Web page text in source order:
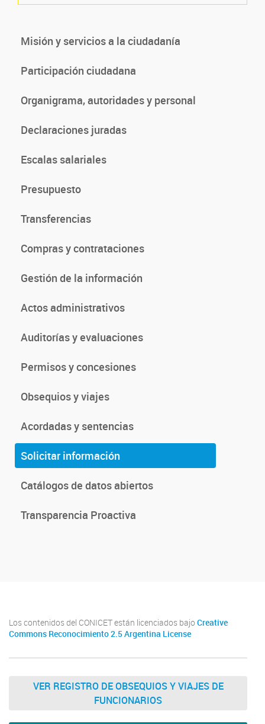
Misión y servicios a la ciudadanía
Participación ciudadana
Organigrama, autoridades y personal
Declaraciones juradas
Escalas salariales
Presupuesto
Transferencias
Compras y contrataciones
Gestión de la información
Actos administrativos
Auditorías y evaluaciones
Permisos y concesiones
Obsequios y viajes
Acordadas y sentencias
Solicitar información
Catálogos de datos abiertos
Transparencia Proactiva
Los contenidos del CONICET están licenciados bajo Creative
Commons Reconocimiento 2.5 Argentina License
VER REGISTRO DE OBSEQUIOS Y VIAJES DE
FUNCIONARIOS